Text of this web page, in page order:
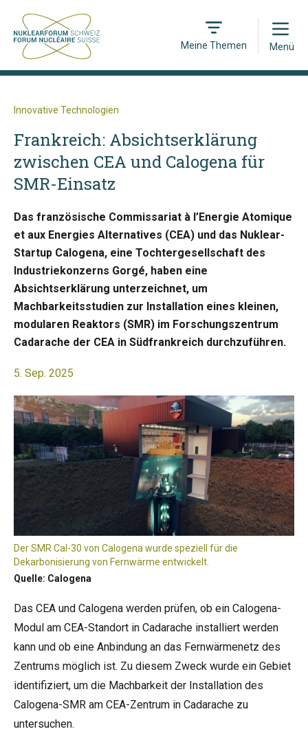
Meine Themen
Open
Menü
Innovative Technologien
Frankreich: Absichtserklärung
zwischen CEA und Calogena für
SMR-Einsatz
Das französische Commissariat à l’Energie Atomique
et aux Energies Alternatives (CEA) und das Nuklear-
Startup Calogena, eine Tochtergesellschaft des
Industriekonzerns Gorgé, haben eine
Absichtserklärung unterzeichnet, um
Machbarkeitsstudien zur Installation eines kleinen,
modularen Reaktors (SMR) im Forschungszentrum
Cadarache der CEA in Südfrankreich durchzuführen.
5. Sep. 2025
Der SMR Cal-30 von Calogena wurde speziell für die
Dekarbonisierung von Fernwärme entwickelt.
Quelle: Calogena
Das CEA und Calogena werden prüfen, ob ein Calogena-
Modul am CEA-Standort in Cadarache installiert werden
kann und ob eine Anbindung an das Fernwärmenetz des
Zentrums möglich ist. Zu diesem Zweck wurde ein Gebiet
identifiziert, um die Machbarkeit der Installation des
Calogena-SMR am CEA-Zentrum in Cadarache zu
untersuchen.